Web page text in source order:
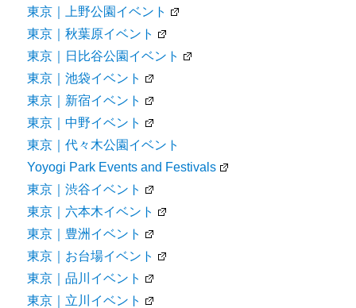
東京｜上野公園イベント
東京｜秋葉原イベント
東京｜日比谷公園イベント
東京｜池袋イベント
東京｜新宿イベント
東京｜中野イベント
東京｜代々木公園イベント
Yoyogi Park Events and Festivals
東京｜渋谷イベント
東京｜六本木イベント
東京｜豊洲イベント
東京｜お台場イベント
東京｜品川イベント
東京｜立川イベント